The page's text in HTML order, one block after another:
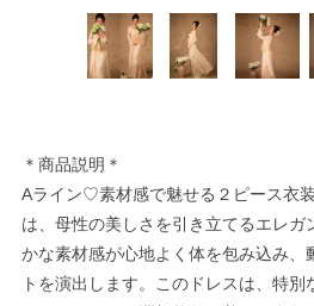
＊商品説明＊
Aライン♡素材感で魅せる２ピース衣
は、母性の美しさを引き立てるエレガ
かな素材感が心地よく体を包み込み、
トを演出します。このドレスは、特